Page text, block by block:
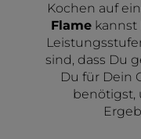
Kochen auf
Flame kannst
sind, dass Du
Du für Dein
benötigst,